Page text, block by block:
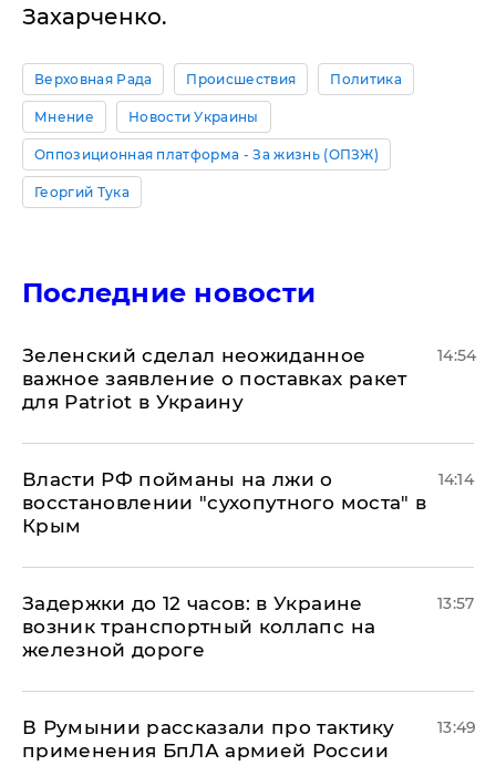
Захарченко.
Верховная Рада Происшествия Политика
Мнение Новости Украины
Оппозиционная платформа - За жизнь (ОПЗЖ)
Георгий Тука
Последние новости
Зеленский сделал неожиданное
важное заявление о поставках ракет
для Patriot в Украину
14:54
Власти РФ пойманы на лжи о
восстановлении "сухопутного моста" в
Крым
14:14
Задержки до 12 часов: в Украине
возник транспортный коллапс на
железной дороге
13:57
В Румынии рассказали про тактику
применения БпЛА армией России
13:49